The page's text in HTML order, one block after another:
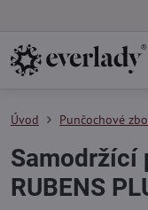
Úvod Punčochové
Samodržící
RUBENS